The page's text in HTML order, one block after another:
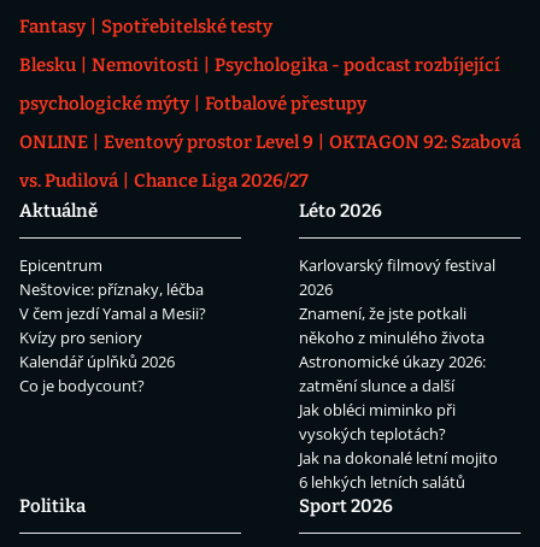
Fantasy
Spotřebitelské testy
Blesku
Nemovitosti
Psychologika - podcast rozbíjející
psychologické mýty
Fotbalové přestupy
ONLINE
Eventový prostor Level 9
OKTAGON 92: Szabová
vs. Pudilová
Chance Liga 2026/27
Aktuálně
Epicentrum
Neštovice: příznaky, léčba
V čem jezdí Yamal a Mesii?
Kvízy pro seniory
Kalendář úplňků 2026
Co je bodycount?
Léto 2026
Karlovarský filmový festival
2026
Znamení, že jste potkali
někoho z minulého života
Astronomické úkazy 2026:
zatmění slunce a další
Jak obléci miminko při
vysokých teplotách?
Jak na dokonalé letní mojito
6 lehkých letních salátů
Politika
Sport 2026